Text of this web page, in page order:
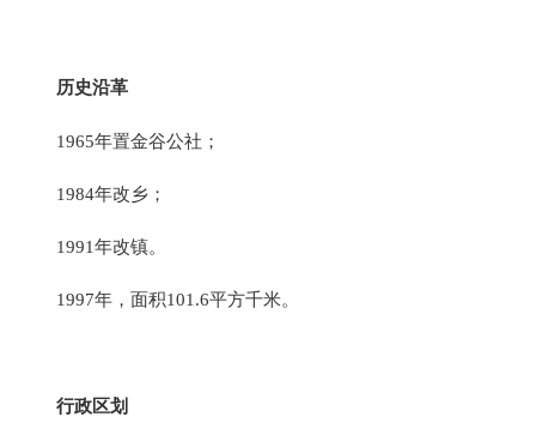
历史沿革
1965年置金谷公社；
1984年改乡；
1991年改镇。
1997年，面积101.6平方千米。
行政区划